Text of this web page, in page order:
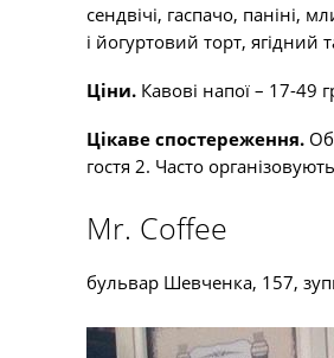
сендвічі, гаспачо, паніні,
і йогуртовий торт, ягідний
Ціни. Кавові напої – 17-49
Цікаве спостереження.
гостя 2. Часто
Mr. Coffee
бульвар Шевченка, 157,